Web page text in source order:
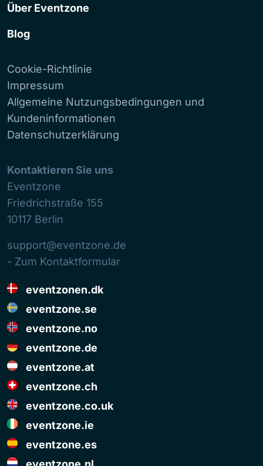
Über Eventzone
Blog
Cookie-Richtlinie
Impressum
Allgemeine Nutzungsbedingungen und
Kundeninformationen
Datenschutzerklärung
Kontaktieren Sie uns
Eventzone
Friedrichstraße 155
10117 Berlin
support@eventzone.de
- Zum Kontaktformular
eventzonen.dk
eventzone.se
eventzone.no
eventzone.de
eventzone.at
eventzone.ch
eventzone.co.uk
eventzone.ie
eventzone.es